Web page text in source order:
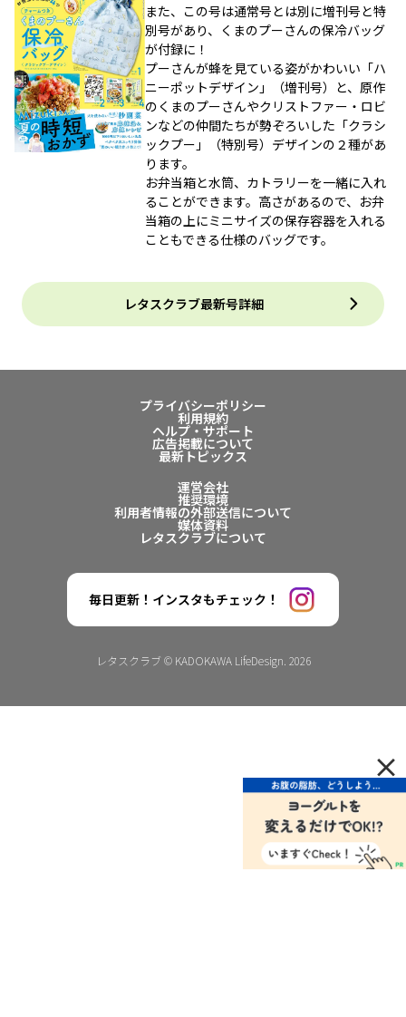
また、この号は通常号とは別に増刊号と特
別号があり、くまのプーさんの保冷バッグ
が付録に！
プーさんが蜂を見ている姿がかわいい「ハ
ニーポットデザイン」（増刊号）と、原作
のくまのプーさんやクリストファー・ロビ
ンなどの仲間たちが勢ぞろいした「クラシ
ックプー」（特別号）デザインの２種があ
ります。
お弁当箱と水筒、カトラリーを一緒に入れ
ることができます。高さがあるので、お弁
当箱の上にミニサイズの保存容器を入れる
こともできる仕様のバッグです。
レタスクラブ最新号詳細
プライバシーポリシー
利用規約
ヘルプ・サポート
広告掲載について
最新トピックス
運営会社
推奨環境
利用者情報の外部送信について
媒体資料
レタスクラブについて
毎日更新！インスタもチェック！
レタスクラブ © KADOKAWA LifeDesign. 2026
×